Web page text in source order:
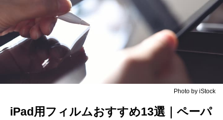
Photo by iStock
iPad用フィルムおすすめ13選｜ペーパ